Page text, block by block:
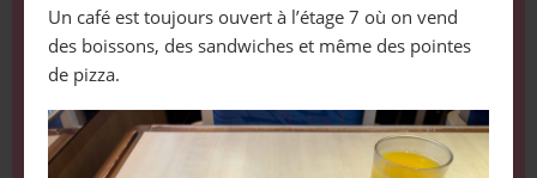
Un café est toujours ouvert à l’étage 7 où on vend
des boissons, des sandwiches et même des pointes
de pizza.